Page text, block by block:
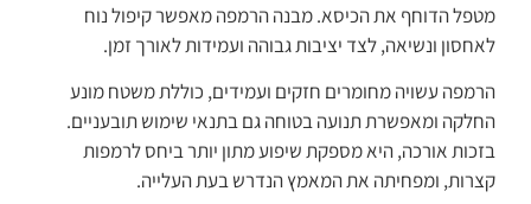
מטפל הדוחף את הכיסא. מבנה הרמפה מאפשר קיפול נוח
לאחסון ונשיאה, לצד יציבות גבוהה ועמידות לאורך זמן.
הרמפה עשויה מחומרים חזקים ועמידים, כוללת משטח מונע
החלקה ומאפשרת תנועה בטוחה גם בתנאי שימוש תובעניים.
בזכות אורכה, היא מספקת שיפוע מתון יותר ביחס לרמפות
קצרות, ומפחיתה את המאמץ הנדרש בעת העלייה.